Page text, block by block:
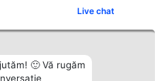
Live chat
🙂 Vă rugăm